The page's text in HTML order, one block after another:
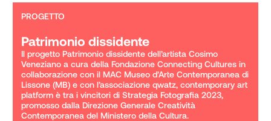
PROGETTO
Patrimonio dissidente
Il progetto Patrimonio dissidente dell’artista Cosimo
Veneziano a cura della Fondazione Connecting Cultures in
collaborazione con il MAC Museo d’Arte Contemporanea di
Lissone (MB) e con l’associazione qwatz, contemporary art
platform è tra i vincitori di Strategia Fotografia 2023,
promosso dalla Direzione Generale Creatività
Contemporanea del Ministero della Cultura.